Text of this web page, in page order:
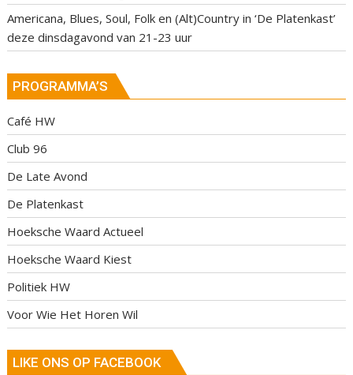
Americana, Blues, Soul, Folk en (Alt)Country in ‘De Platenkast’
deze dinsdagavond van 21-23 uur
PROGRAMMA’S
Café HW
Club 96
De Late Avond
De Platenkast
Hoeksche Waard Actueel
Hoeksche Waard Kiest
Politiek HW
Voor Wie Het Horen Wil
LIKE ONS OP FACEBOOK